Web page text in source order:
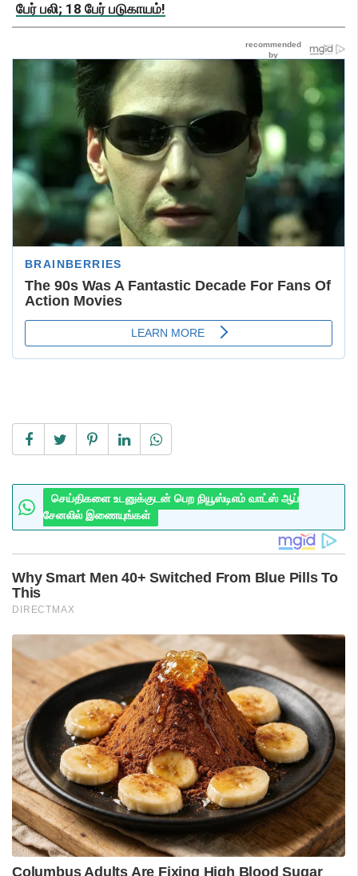
பேர் பலி; 18 பேர் படுகாயம்!
செய்திகளை உடனுக்குடன் பெற நியூஸ்டிஎம் வாட்ஸ் ஆப்
சேனலில் இணையுங்கள்